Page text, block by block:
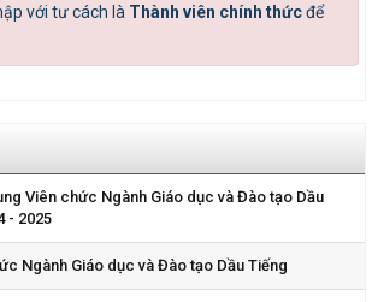
với tư cách là Thành viên chính thứcđể
Viên chức Ngành Giáo dục và Đào tạo Dầu
- 2025
Ngành Giáo dục và Đào tạo Dầu Tiếng